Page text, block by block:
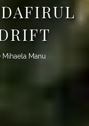
Mihaela Manu